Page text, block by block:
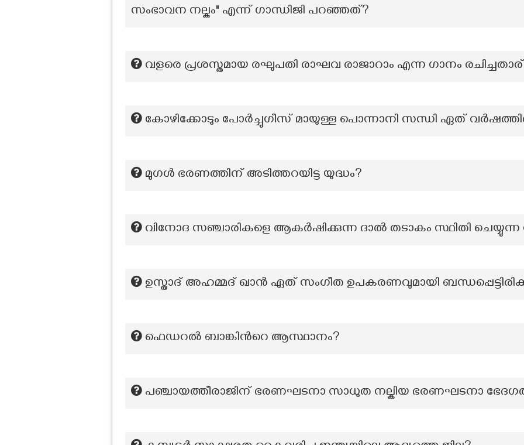
സംഭാവന നല്കും" എന്ന് ഗാന്ധിജി പറഞ്ഞത്?
വളരെ പ്രശസ്തമായ രഘുപതി രാഘവ രാജാറാം എന്ന ഗാനം
കോഴിക്കോടും പോർച്ചുഗീസ് മായുള്ള പൊന്നാനി സന്ധി ഏത്
മുഗൾ ഭരണത്തിന് അടിത്തറയിട്ട യുദ്ധം?
വിനോദ സ‍ഞ്ചാരികളെ ആകര്‍ഷിക്കുന്ന ദാല്‍ തടാകം സ്ഥിതി
ഉസ്താദ് അഹമ്മദ് ഖാൻ ഏത് സംഗീത ഉപകരണവുമായി
ഫെഡറൽ ബാങ്കിന്‍റെ ആസ്ഥാനം?
പഞ്ചായത്തീരാജിന് ഭരണഘടനാ സാധുത നല്കിയ ഭരണഘടനാ